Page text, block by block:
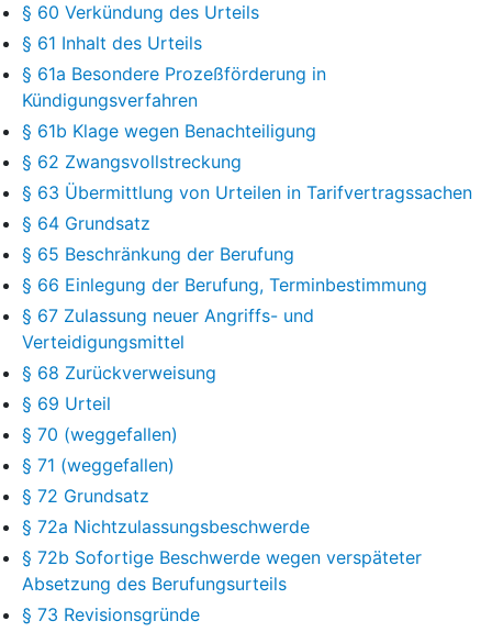
§ 60 Verkündung des Urteils
§ 61 Inhalt des Urteils
§ 61a Besondere Prozeßförderung in
Kündigungsverfahren
§ 61b Klage wegen Benachteiligung
§ 62 Zwangsvollstreckung
§ 63 Übermittlung von Urteilen in Tarifvertragssachen
§ 64 Grundsatz
§ 65 Beschränkung der Berufung
§ 66 Einlegung der Berufung, Terminbestimmung
§ 67 Zulassung neuer Angriffs- und
Verteidigungsmittel
§ 68 Zurückverweisung
§ 69 Urteil
§ 70 (weggefallen)
§ 71 (weggefallen)
§ 72 Grundsatz
§ 72a Nichtzulassungsbeschwerde
§ 72b Sofortige Beschwerde wegen verspäteter
Absetzung des Berufungsurteils
§ 73 Revisionsgründe